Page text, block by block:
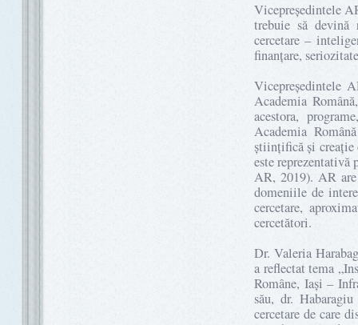
Vicepreședintele
trebuie să devină
cercetare –
finanțare,
Vicepreședintele
Academia
acestora,
Academia
științifică și creație
este
AR, 2019). AR are
domeniile de
cercetare,
cercetători.
Dr. Valeria
a reflectat tema
Române, Iași –
său, dr.
cercetare de care